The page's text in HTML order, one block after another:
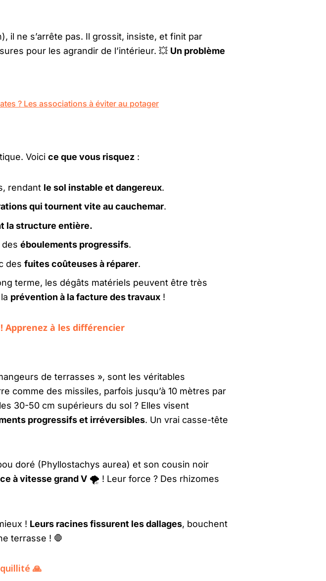
il ne s’arrête pas. Il grossit, insiste, et finit par
pour les agrandir de l’intérieur. 💥 Un problème
? Les associations à éviter au potager
Voici ce que vous risquez :
rendant le sol instable et dangereux.
qui tournent vite au cauchemar.
la structure entière.
deséboulements progressifs.
desfuites coûteuses à réparer.
terme, les dégâts matériels peuvent être très
prévention à la facture des travaux !
Apprenez à les différencier
de terrasses », sont les véritables
comme des missiles, parfois jusqu’à 10 mètres par
30-50 cm supérieurs du sol ? Elles visent
progressifs et irréversibles. Un vrai casse-tête
doré (Phyllostachys aurea) et son cousin noir
à vitesse grand V 🌪️ ! Leur force ? Des rhizomes
! Leurs racines fissurent les dallages, bouchent
terrasse ! 🛑
🙏